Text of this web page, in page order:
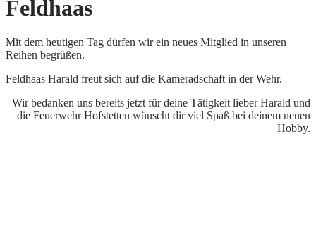
Feldhaas
Mit dem heutigen Tag dürfen wir ein neues Mitglied in unseren
Reihen begrüßen.
Feldhaas Harald freut sich auf die Kameradschaft in der Wehr.
Wir bedanken uns bereits jetzt für deine Tätigkeit lieber Harald und
die Feuerwehr Hofstetten wünscht dir viel Spaß bei deinem neuen
Hobby.